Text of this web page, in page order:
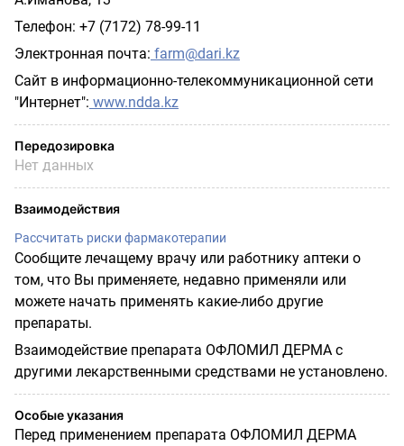
Телефон: +7 (7172) 78-99-11
Электронная почта: farm@dari.kz
Сайт в информационно-телекоммуникационной сети
"Интернет": www.ndda.kz
Передозировка
Нет данных
Взаимодействия
Рассчитать риски фармакотерапии
Сообщите лечащему врачу или работнику аптеки о
том, что Вы применяете, недавно применяли или
можете начать применять какие-либо другие
препараты.
Взаимодействие препарата ОФЛОМИЛ ДЕРМА с
другими лекарственными средствами не установлено.
Особые указания
Перед применением препарата ОФЛОМИЛ ДЕРМА